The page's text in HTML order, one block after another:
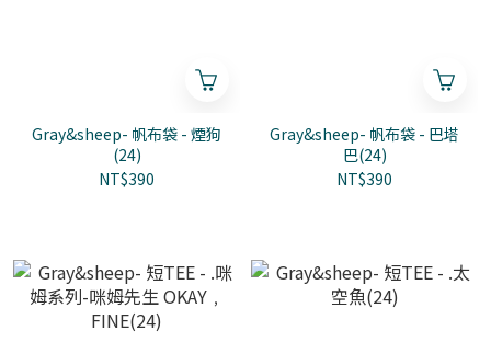
Gray&sheep- 帆布袋 - 煙狗
(24)
NT$390
Gray&sheep- 帆布袋 - 巴塔
巴(24)
NT$390